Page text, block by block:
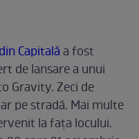
Capitalăa fost
de lansare a unui
Gravity. Zeci de
pe stradă. Mai multe
la faţa locului.